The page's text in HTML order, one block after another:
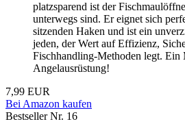
platzsparend ist der
unterwegs sind. Er eignet sich
sitzenden Haken und ist ein
jeden, der Wert auf Effizienz,
Fischhandling-Methoden legt. Ein
Angelausrüstung!
7,99 EUR
Bei Amazon kaufen
Bestseller Nr. 16